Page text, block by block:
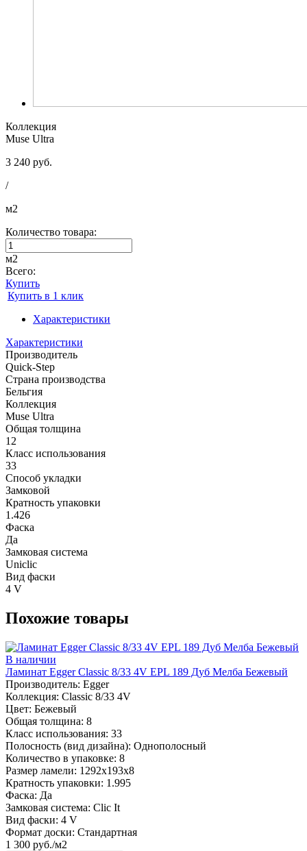
Коллекция
Muse Ultra
3 240 руб.
/
м2
Количество товара:
м2
Всего:
Купить
Купить в 1 клик
Характеристики
Характеристики
Производитель
Quick-Step
Страна производства
Бельгия
Коллекция
Muse Ultra
Общая толщина
12
Класс использования
33
Способ укладки
Замковой
Кратность упаковки
1.426
Фаска
Да
Замковая система
Uniclic
Вид фаски
4 V
Похожие товары
В наличии
Ламинат Egger Classic 8/33 4V EPL 189 Дуб Мелба Бежевый
Производитель: Egger
Коллекция: Classic 8/33 4V
Цвет: Бежевый
Общая толщина: 8
Класс использования: 33
Полосность (вид дизайна): Однополосный
Количество в упаковке: 8
Размер ламели: 1292х193х8
Кратность упаковки: 1.995
Фаска: Да
Замковая система: Clic It
Вид фаски: 4 V
Формат доски: Стандартная
1 300 руб./м2